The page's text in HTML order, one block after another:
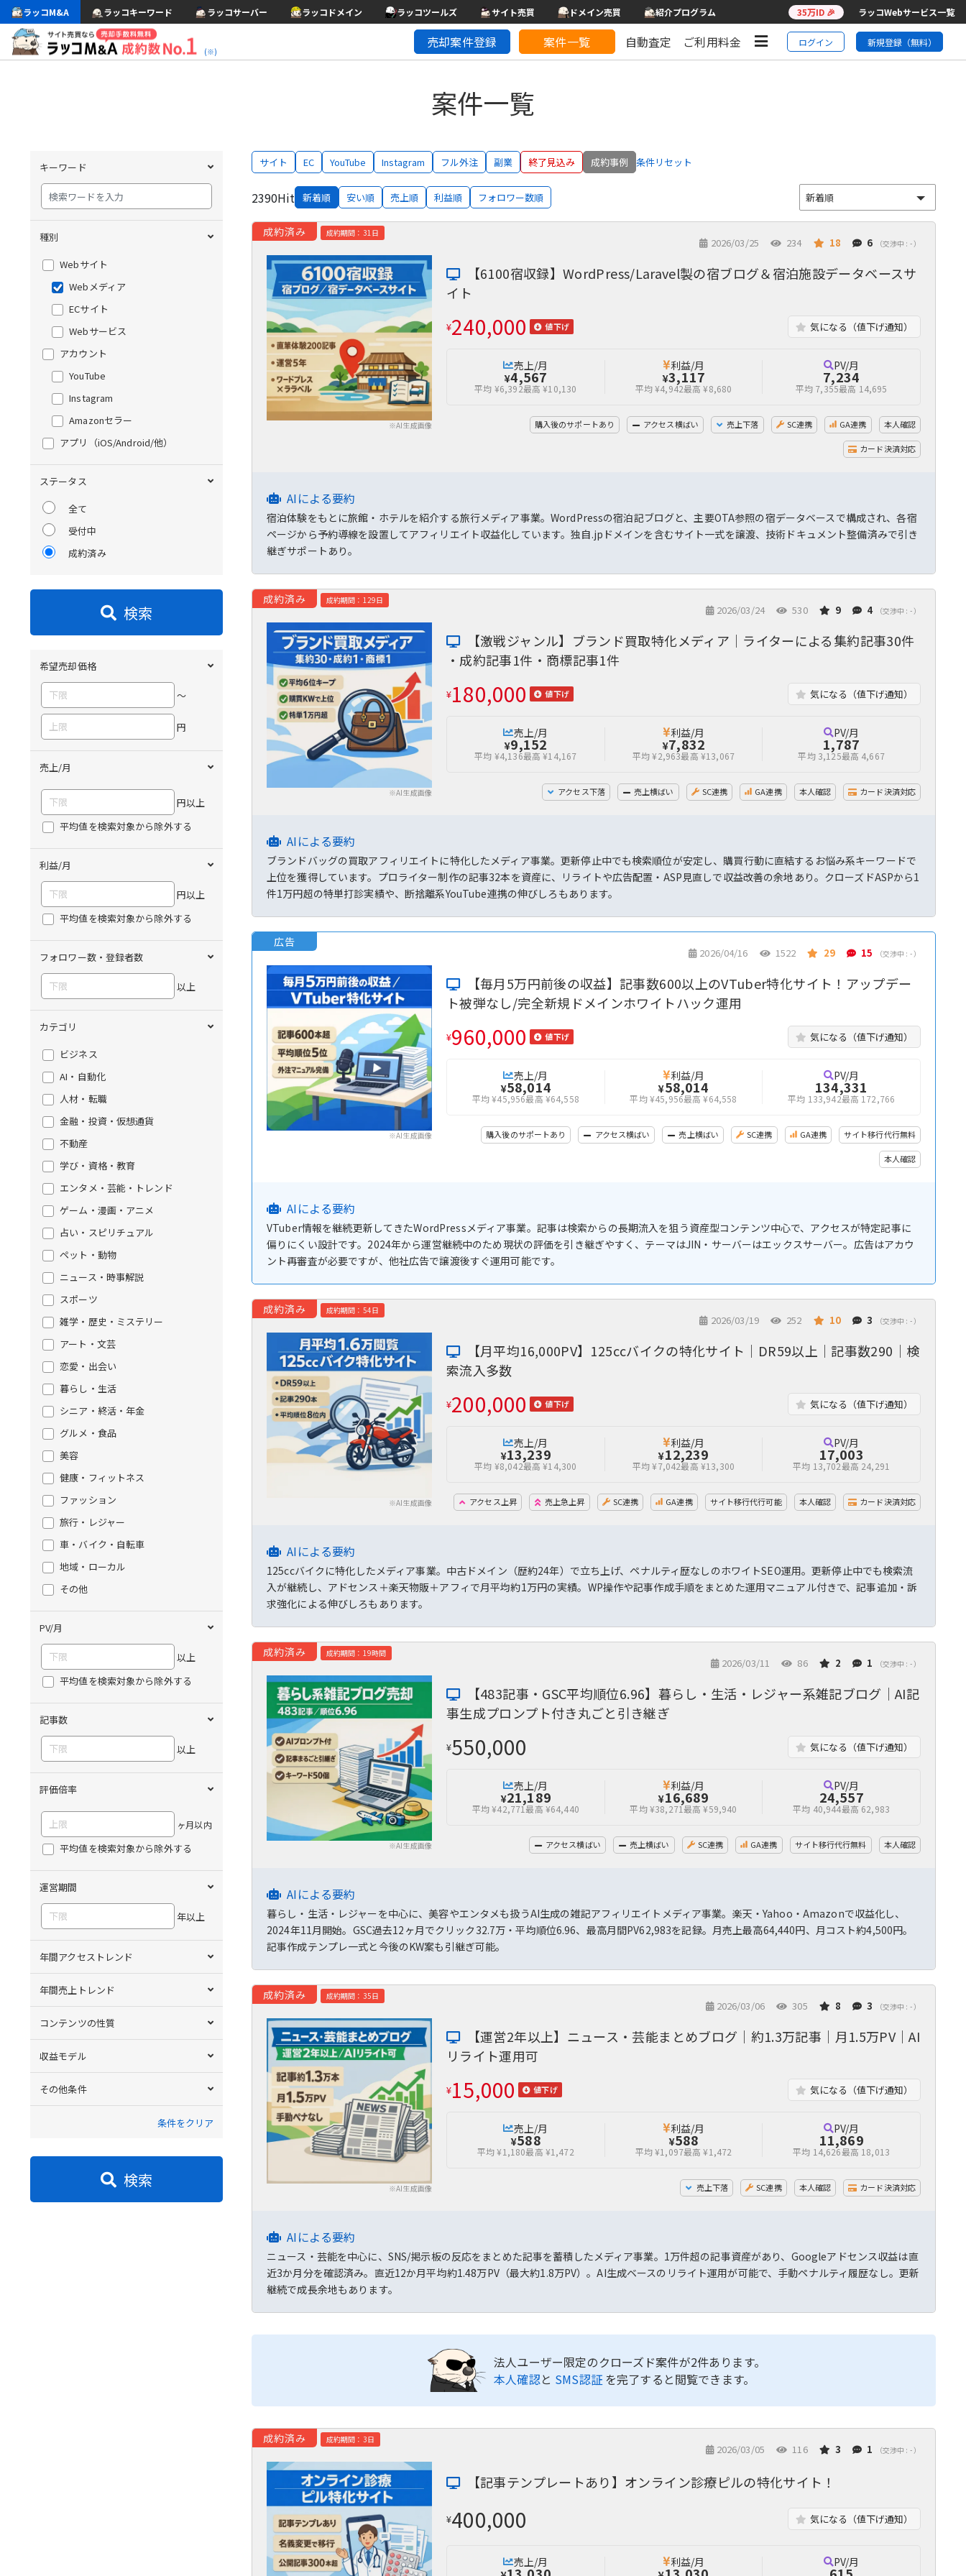
ラッコM&A ラッコキーワード ラッコサーバー ラッコドメイン ラッコツールズ サイト売買 ドメイン売買 紹介プログラム 35万ID 🎉 ラッコWebサービス一覧
(※)
売却案件登録 案件一覧 自動査定 ご利用料金 ログイン 新規登録（無料）
案件一覧
キーワード
種別
Webサイト
Webメディア
ECサイト
Webサービス
アカウント
YouTube
Instagram
Amazonセラー
アプリ
（iOS/Android/他）
ステータス
全て
受付中
成約済み
検索
希望売却価格
〜
円
売上/月
円以上
平均値を検索対象から除外する
利益/月
円以上
平均値を検索対象から除外する
フォロワー数・登録者数
以上
カテゴリ
ビジネス
AI・自動化
人材・転職
金融・投資・仮想通貨
不動産
学び・資格・教育
エンタメ・芸能・トレンド
ゲーム・漫画・アニメ
占い・スピリチュアル
ペット・動物
ニュース・時事解説
スポーツ
雑学・歴史・ミステリー
アート・文芸
恋愛・出会い
暮らし・生活
シニア・終活・年金
グルメ・食品
美容
健康・フィットネス
ファッション
旅行・レジャー
車・バイク・自転車
地域・ローカル
その他
PV/月
以上
平均値を検索対象から除外する
記事数
以上
評価倍率
ヶ月以内
平均値を検索対象から除外する
運営期間
年以上
年間アクセストレンド
年間売上トレンド
コンテンツの性質
収益モデル
その他条件
条件をクリア
検索
サイト EC YouTube Instagram フル外注 副業 終了見込み 成約事例 条件リセット
2390Hit 新着順 安い順 売上順 利益順 フォロワー数順
成約済み 成約期間：31日
2026/03/25 234 18 6 （交渉中 : - ）
※AI生成画像
【6100宿収録】WordPress/Laravel製の宿ブログ＆宿泊施設データベースサ
イト
¥240,000 値下げ 気になる（値下げ通知）
売上/月
¥4,567
平均 ¥6,392最高 ¥10,130
利益/月
¥3,117
平均 ¥4,942最高 ¥8,680
PV/月
7,234
平均 7,355最高 14,695
購入後のサポートあり アクセス横ばい 売上下落 SC連携 GA連携 本人確認
カード決済対応
AIによる要約
宿泊体験をもとに旅館・ホテルを紹介する旅行メディア事業。WordPressの宿泊記ブログと、主要OTA参照の宿データベースで構成され、各宿
ページから予約導線を設置してアフィリエイト収益化しています。独自.jpドメインを含むサイト一式を譲渡、技術ドキュメント整備済みで引き
継ぎサポートあり。
成約済み 成約期間：129日
2026/03/24 530 9 4 （交渉中 : - ）
※AI生成画像
【激戦ジャンル】ブランド買取特化メディア｜ライターによる集約記事30件
・成約記事1件・商標記事1件
¥180,000 値下げ 気になる（値下げ通知）
売上/月
¥9,152
平均 ¥4,136最高 ¥14,167
利益/月
¥7,832
平均 ¥2,963最高 ¥13,067
PV/月
1,787
平均 3,125最高 4,667
アクセス下落 売上横ばい SC連携 GA連携 本人確認 カード決済対応
AIによる要約
ブランドバッグの買取アフィリエイトに特化したメディア事業。更新停止中でも検索順位が安定し、購買行動に直結するお悩み系キーワードで
上位を獲得しています。プロライター制作の記事32本を資産に、リライトや広告配置・ASP見直しで収益改善の余地あり。クローズドASPから1
件1万円超の特単打診実績や、断捨離系YouTube連携の伸びしろもあります。
広告
2026/04/16 1522 29 15 （交渉中 : - ）
※AI生成画像
【毎月5万円前後の収益】記事数600以上のVTuber特化サイト！アップデー
ト被弾なし/完全新規ドメインホワイトハック運用
¥960,000 値下げ 気になる（値下げ通知）
売上/月
¥58,014
平均 ¥45,956最高 ¥64,558
利益/月
¥58,014
平均 ¥45,956最高 ¥64,558
PV/月
134,331
平均 133,942最高 172,766
購入後のサポートあり アクセス横ばい 売上横ばい SC連携 GA連携 サイト移行代行無料
本人確認
AIによる要約
VTuber情報を継続更新してきたWordPressメディア事業。記事は検索からの長期流入を狙う資産型コンテンツ中心で、アクセスが特定記事に
偏りにくい設計です。2024年から運営継続中のため現状の評価を引き継ぎやすく、テーマはJIN・サーバーはエックスサーバー。広告はアカウ
ント再審査が必要ですが、他社広告で譲渡後すぐ運用可能です。
成約済み 成約期間：54日
2026/03/19 252 10 3 （交渉中 : - ）
※AI生成画像
【月平均16,000PV】125ccバイクの特化サイト｜DR59以上｜記事数290｜検
索流入多数
¥200,000 値下げ 気になる（値下げ通知）
売上/月
¥13,239
平均 ¥8,042最高 ¥14,300
利益/月
¥12,239
平均 ¥7,042最高 ¥13,300
PV/月
17,003
平均 13,702最高 24,291
アクセス上昇 売上急上昇 SC連携 GA連携 サイト移行代行可能 本人確認 カード決済対応
AIによる要約
125ccバイクに特化したメディア事業。中古ドメイン（歴約24年）で立ち上げ、ペナルティ歴なしのホワイトSEO運用。更新停止中でも検索流
入が継続し、アドセンス＋楽天物販＋アフィで月平均約1万円の実績。WP操作や記事作成手順をまとめた運用マニュアル付きで、記事追加・訴
求強化による伸びしろもあります。
成約済み 成約期間：19時間
2026/03/11 86 2 1 （交渉中 : - ）
※AI生成画像
【483記事・GSC平均順位6.96】暮らし・生活・レジャー系雑記ブログ｜AI記
事生成プロンプト付き丸ごと引き継ぎ
¥550,000 気になる（値下げ通知）
売上/月
¥21,189
平均 ¥42,771最高 ¥64,440
利益/月
¥16,689
平均 ¥38,271最高 ¥59,940
PV/月
24,557
平均 40,944最高 62,983
アクセス横ばい 売上横ばい SC連携 GA連携 サイト移行代行無料 本人確認
AIによる要約
暮らし・生活・レジャーを中心に、美容やエンタメも扱うAI生成の雑記アフィリエイトメディア事業。楽天・Yahoo・Amazonで収益化し、
2024年11月開始。GSC過去12ヶ月でクリック32.7万・平均順位6.96、最高月間PV62,983を記録。月売上最高64,440円、月コスト約4,500円。
記事作成テンプレ一式と今後のKW案も引継ぎ可能。
成約済み 成約期間：35日
2026/03/06 305 8 3 （交渉中 : - ）
※AI生成画像
【運営2年以上】ニュース・芸能まとめブログ｜約1.3万記事｜月1.5万PV｜AI
リライト運用可
¥15,000 値下げ 気になる（値下げ通知）
売上/月
¥588
平均 ¥1,180最高 ¥1,472
利益/月
¥588
平均 ¥1,097最高 ¥1,472
PV/月
11,869
平均 14,626最高 18,013
売上下落 SC連携 本人確認 カード決済対応
AIによる要約
ニュース・芸能を中心に、SNS/掲示板の反応をまとめた記事を蓄積したメディア事業。1万件超の記事資産があり、Googleアドセンス収益は直
近3か月分を確認済み。直近12か月平均約1.48万PV（最大約1.8万PV）。AI生成ベースのリライト運用が可能で、手動ペナルティ履歴なし。更新
継続で成長余地もあります。
法人ユーザー限定のクローズド案件が2件あります。
本人確認と SMS認証を完了すると閲覧できます。
成約済み 成約期間：3日
2026/03/05 116 3 1 （交渉中 : - ）
【記事テンプレートあり】オンライン診療ピルの特化サイト！
¥400,000 気になる（値下げ通知）
売上/月
利益/月
PV/月